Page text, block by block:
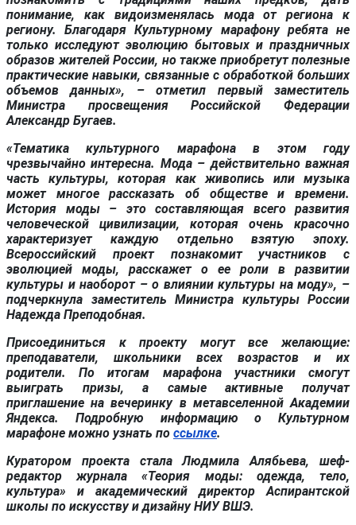
понимание, как видоизменялась мода от региона к
региону. Благодаря Культурному марафону ребята не
только исследуют эволюцию бытовых и праздничных
образов жителей России, но также приобретут полезные
практические навыки, связанные с обработкой больших
объемов данных», – отметил первый заместитель
Министра просвещения Российской Федерации
Александр Бугаев.
«Тематика культурного марафона в этом году
чрезвычайно интересна. Мода – действительно важная
часть культуры, которая как живопись или музыка
может многое рассказать об обществе и времени.
История моды – это составляющая всего развития
человеческой цивилизации, которая очень красочно
характеризует каждую отдельно взятую эпоху.
Всероссийский проект познакомит участников с
эволюцией моды, расскажет о ее роли в развитии
культуры и наоборот – о влиянии культуры на моду», –
подчеркнула заместитель Министра культуры России
Надежда Преподобная.
Присоединиться к проекту могут все желающие:
преподаватели, школьники всех возрастов и их
родители. По итогам марафона участники смогут
выиграть призы, а самые активные получат
приглашение на вечеринку в метавселенной Академии
Яндекса. Подробную информацию о Культурном
марафоне можно узнать по ссылке.
Куратором проекта стала Людмила Алябьева, шеф-
редактор журнала «Теория моды: одежда, тело,
культура» и академический директор Аспирантской
школы по искусству и дизайну НИУ ВШЭ.